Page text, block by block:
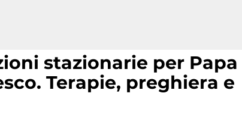
stazionarie per Papa
Terapie, preghiera e